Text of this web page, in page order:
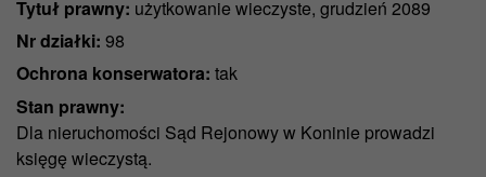
Tytuł prawny: użytkowanie wieczyste, grudzień 2089
Nr działki: 98
Ochrona konserwatora: tak
Stan prawny:
Dla nieruchomości Sąd Rejonowy w Koninie prowadzi
księgę wieczystą.